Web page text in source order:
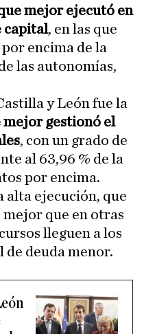
mejor ejecutó en
capital, en las que
encima de la
las autonomías,
y León fue la
mejor gestionó el
, con un grado de
al 63,96 % de la
por encima.
alta ejecución, que
mejor que en otras
lleguen a los
de deuda menor.